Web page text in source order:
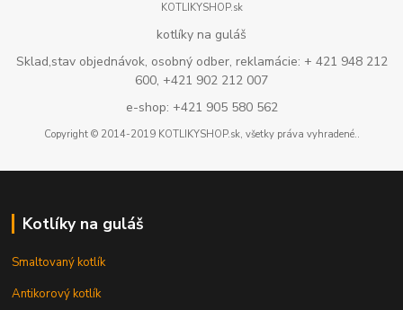
KOTLIKYSHOP.sk
kotlíky na guláš
Sklad,stav objednávok, osobný odber, reklamácie: + 421 948 212
600, +421 902 212 007
e-shop: +421 905 580 562
Copyright © 2014-2019 KOTLIKYSHOP.sk, všetky práva vyhradené..
Kotlíky na guláš
Smaltovaný kotlík
Antikorový kotlík